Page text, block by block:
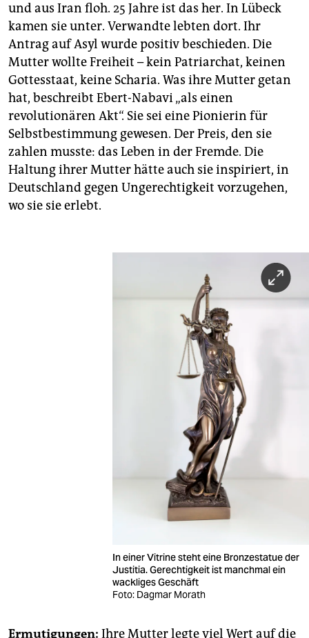
und aus Iran floh. 25 Jahre ist das her. In Lübeck
kamen sie unter. Verwandte lebten dort. Ihr
Antrag auf Asyl wurde positiv beschieden. Die
Mutter wollte Freiheit – kein Patriarchat, keinen
Gottesstaat, keine Scharia. Was ihre Mutter getan
hat, beschreibt Ebert-Nabavi „als einen
revolutionären Akt“. Sie sei eine Pionierin für
Selbstbestimmung gewesen. Der Preis, den sie
zahlen musste: das Leben in der Fremde. Die
Haltung ihrer Mutter hätte auch sie inspiriert, in
Deutschland gegen Ungerechtigkeit vorzugehen,
wo sie sie erlebt.
In einer Vitrine steht eine Bronzestatue der
Justitia. Gerechtigkeit ist manchmal ein
wackliges Geschäft
Foto: Dagmar Morath
Ermutigungen: Ihre Mutter legte viel Wert auf die